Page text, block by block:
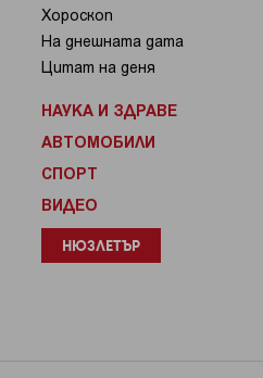
Хороскоп
На днешната дата
Цитат на деня
НАУКА И ЗДРАВЕ
АВТОМОБИЛИ
СПОРТ
ВИДЕО
НЮЗЛЕТЪР